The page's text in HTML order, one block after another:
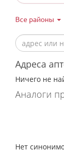
Все районы
Адреса
Ничего не
Аналоги
Нет